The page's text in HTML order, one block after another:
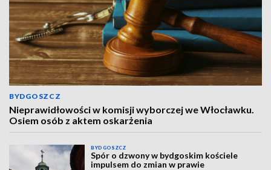
BYDGOSZCZ
Nieprawidłowości w komisji wyborczej we Włocławku.
Osiem osób z aktem oskarżenia
BYDGOSZCZ
Spór o dzwony w bydgoskim kościele
impulsem do zmian w prawie